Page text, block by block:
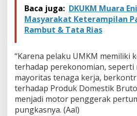
J
u
t
Baca juga: DKUKM Muara
Masyarakat Keterampilan
Rambut & Tata Rias
“Karena pelaku UMKM memiliki
terhadap perekonomian, seperti
mayoritas tenaga kerja,
terhadap Produk Domestik
menjadi motor penggerak
pungkasnya. (Aal)